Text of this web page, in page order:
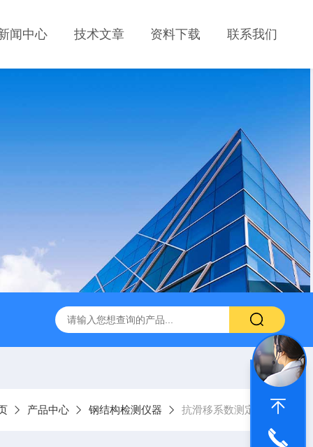
闻中心 技术文章 资料下载 联系我们
水率测定仪 CLD型混凝土全自动低温慢速冻融试验机
产品中心 钢结构检测仪器 抗滑移系数测定仪